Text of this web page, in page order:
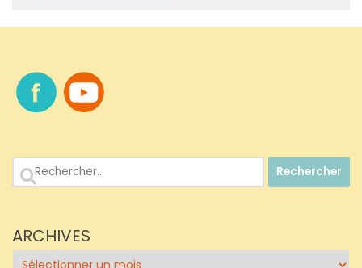
Rechercher :
ARCHIVES
Archives